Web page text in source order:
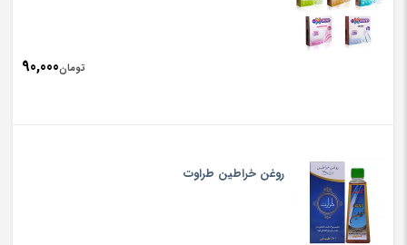
تومان90,000
روغن خراطین طراوت